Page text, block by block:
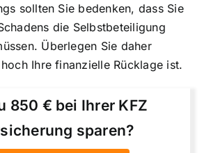
sollten Sie bedenken, dass Sie
die Selbstbeteiligung
Überlegen Sie daher
Ihre finanzielle Rücklage ist.
850 € bei Ihrer KFZ
sparen?